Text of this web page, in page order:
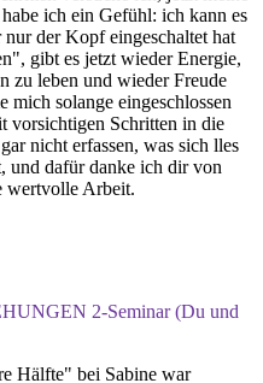
ich ein Gefühl: ich kann es
der Kopf eingeschaltet hat
gibt es jetzt wieder Energie,
zu leben und wieder Freude
mich solange eingeschlossen
vorsichtigen Schritten in die
nicht erfassen, was sich lles
und dafür danke ich dir von
wertvolle Arbeit.
2-Seminar (Du und
Hälfte" bei Sabine war